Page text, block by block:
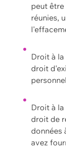
peut être
réunies,
Droit à
droit
Droit à
droit de
données
avez